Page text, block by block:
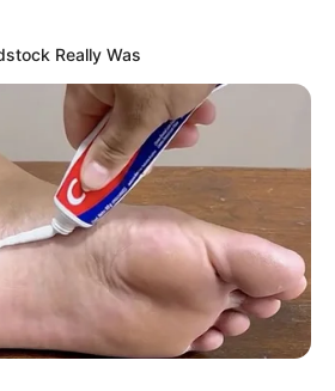
Baptiste qu’elle va partir en
pendant 1 an.Emma
à Londres
. Baptiste
coup dur.
Really Was